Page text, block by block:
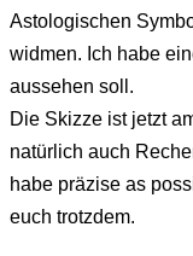
Astologischen
widmen. Ich habe
aussehen soll.
Die Skizze ist jetzt
natürlich auch
habe präzise as
euch trotzdem.